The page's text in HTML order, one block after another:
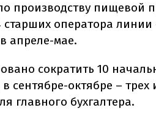
производству пищевой
оператора
апреле-мае.
сократить 10
сентябре-октябре –
главного бухгалтера.